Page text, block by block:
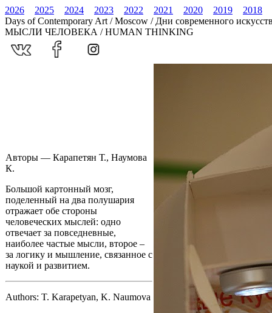
2026 2025 2024 2023 2022 2021 2020 2019
2018
Days of Contemporary Art / Moscow / Дни современного
МЫСЛИ ЧЕЛОВЕКА / HUMAN THINKING
Авторы — Карапетян Т., Наумова
К.
Большой картонный мозг,
поделенный на два полушария
отражает обе стороны
человеческих мыслей: одно
отвечает за повседневные,
наиболее частые мысли, второе –
за логику и мышление, связанное с
наукой и развитием.
Authors: T. Karapetyan, K. Naumova